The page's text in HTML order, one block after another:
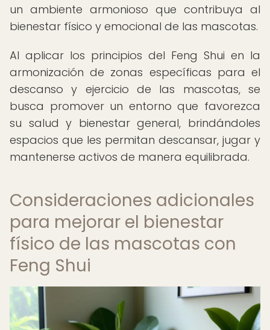
un ambiente armonioso que contribuya al
bienestar físico y emocional de las mascotas.
Al aplicar los principios del Feng Shui en la
armonización de zonas específicas para el
descanso y ejercicio de las mascotas, se
busca promover un entorno que favorezca
su salud y bienestar general, brindándoles
espacios que les permitan descansar, jugar y
mantenerse activos de manera equilibrada.
Consideraciones adicionales
para mejorar el bienestar
físico de las mascotas con
Feng Shui